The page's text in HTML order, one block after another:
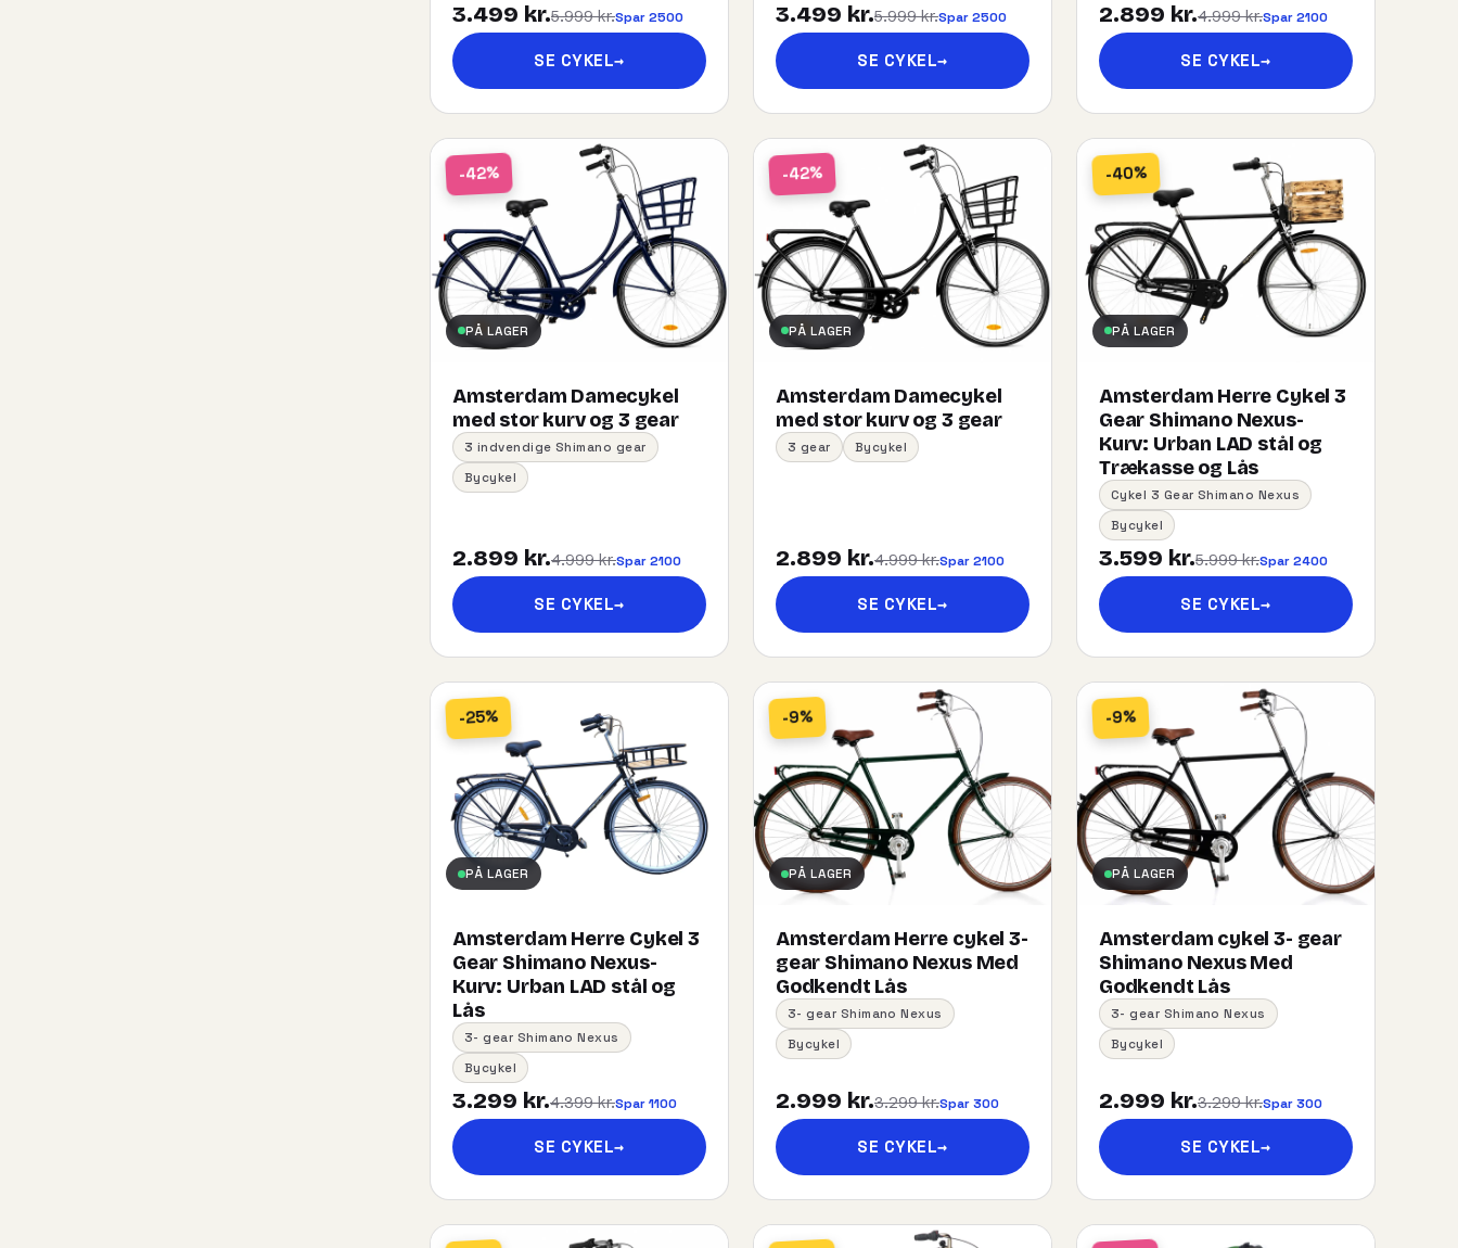
3.499 kr.5.999 kr.Spar 2500
SE CYKEL→
3.499 kr.5.999 kr.Spar 2500
SE CYKEL→
2.899 kr.4.999 kr.Spar 2100
SE CYKEL→
-42%
PÅ LAGER
Amsterdam Damecykel
med stor kurv og 3 gear
3 indvendige Shimano gear
Bycykel
2.899 kr.4.999 kr.Spar 2100
SE CYKEL→
-42%
PÅ LAGER
Amsterdam Damecykel
med stor kurv og 3 gear
3 gear Bycykel
2.899 kr.4.999 kr.Spar 2100
SE CYKEL→
-40%
PÅ LAGER
Amsterdam Herre Cykel 3
Gear Shimano Nexus-
Kurv:​ ​Urban​ ​LAD​ ​stål og
Trækasse og Lås
Cykel 3 Gear Shimano Nexus
Bycykel
3.599 kr.5.999 kr.Spar 2400
SE CYKEL→
-25%
PÅ LAGER
Amsterdam Herre Cykel 3
Gear Shimano Nexus-
Kurv:​ ​Urban​ ​LAD​ ​stål og
Lås
3- gear Shimano Nexus
Bycykel
3.299 kr.4.399 kr.Spar 1100
SE CYKEL→
-9%
PÅ LAGER
Amsterdam Herre cykel 3-
gear Shimano Nexus Med
Godkendt Lås
3- gear Shimano Nexus
Bycykel
2.999 kr.3.299 kr.Spar 300
SE CYKEL→
-9%
PÅ LAGER
Amsterdam cykel 3- gear
Shimano Nexus Med
Godkendt Lås
3- gear Shimano Nexus
Bycykel
2.999 kr.3.299 kr.Spar 300
SE CYKEL→